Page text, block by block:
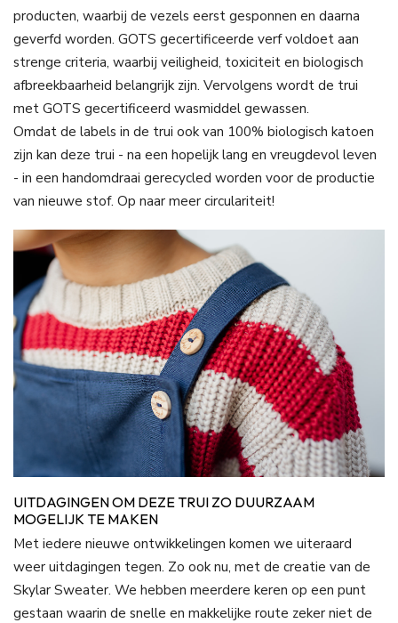
producten, waarbij de vezels eerst gesponnen en daarna
geverfd worden. GOTS gecertificeerde verf voldoet aan
strenge criteria, waarbij veiligheid, toxiciteit en biologisch
afbreekbaarheid belangrijk zijn. Vervolgens wordt de trui
met GOTS gecertificeerd wasmiddel gewassen.
Omdat de labels in de trui ook van 100% biologisch katoen
zijn kan deze trui - na een hopelijk lang en vreugdevol leven
- in een handomdraai gerecycled worden voor de productie
van nieuwe stof. Op naar meer circulariteit!
UITDAGINGEN OM DEZE TRUI ZO DUURZAAM
MOGELIJK TE MAKEN
Met iedere nieuwe ontwikkelingen komen we uiteraard
weer uitdagingen tegen. Zo ook nu, met de creatie van de
Skylar Sweater. We hebben meerdere keren op een punt
gestaan waarin de snelle en makkelijke route zeker niet de